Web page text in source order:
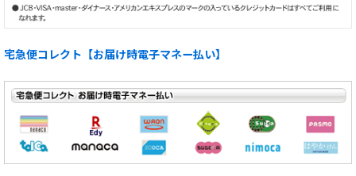
宅急便コレクト【お届け時電子マネー払い】